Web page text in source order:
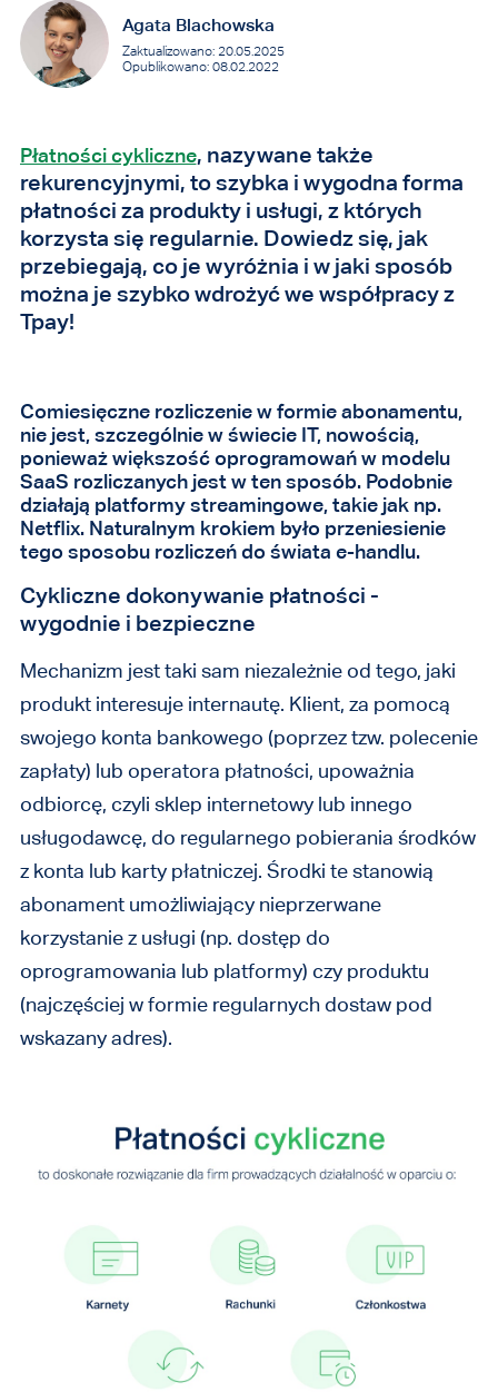
Agata Blachowska
Zaktualizowano: 20.05.2025
Opublikowano: 08.02.2022
Płatności cykliczne, nazywane także
rekurencyjnymi, to szybka i wygodna forma
płatności za produkty i usługi, z których
korzysta się regularnie. Dowiedz się, jak
przebiegają, co je wyróżnia i w jaki sposób
można je szybko wdrożyć we współpracy z
Tpay!
Comiesięczne rozliczenie w formie abonamentu,
nie jest, szczególnie w świecie IT, nowością,
ponieważ większość oprogramowań w modelu
SaaS rozliczanych jest w ten sposób. Podobnie
działają platformy streamingowe, takie jak np.
Netflix. Naturalnym krokiem było przeniesienie
tego sposobu rozliczeń do świata e-handlu.
Cykliczne dokonywanie płatności -
wygodnie i bezpieczne
Mechanizm jest taki sam niezależnie od tego, jaki
produkt interesuje internautę. Klient, za pomocą
swojego konta bankowego (poprzez tzw. polecenie
zapłaty) lub operatora płatności, upoważnia
odbiorcę, czyli sklep internetowy lub innego
usługodawcę, do regularnego pobierania środków
z konta lub karty płatniczej. Środki te stanowią
abonament umożliwiający nieprzerwane
korzystanie z usługi (np. dostęp do
oprogramowania lub platformy) czy produktu
(najczęściej w formie regularnych dostaw pod
wskazany adres).